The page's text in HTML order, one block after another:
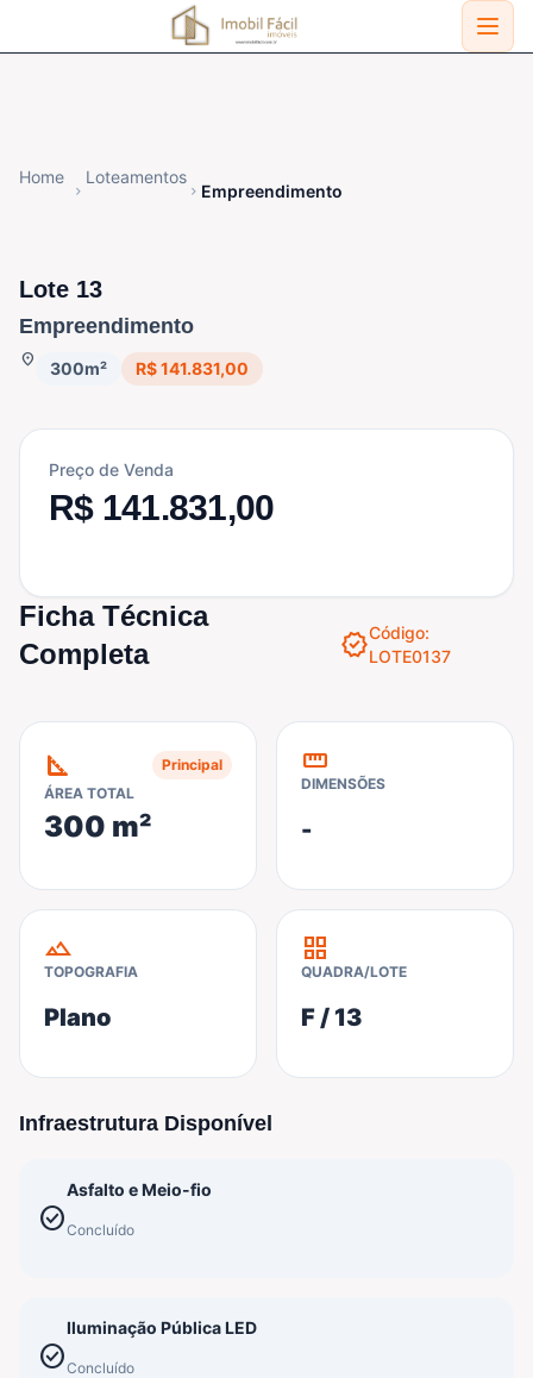
Home
chevron_right
Loteamentos
chevron_right Empreendimento
DISPONÍVEL
Lote 13
Empreendimento
location_on 300m² R$ 141.831,00
Preço de Venda
R$ 141.831,00
Ficha Técnica
Completa
verifiedCódigo:
LOTE0137
square_foot
Principal
ÁREA TOTAL
300 m²
straighten
DIMENSÕES
-
terrain
TOPOGRAFIA
Plano
grid_view
QUADRA/LOTE
F / 13
Infraestrutura Disponível
check_circle
Asfalto e Meio-fio
Concluído
check_circle
Iluminação Pública LED
Concluído